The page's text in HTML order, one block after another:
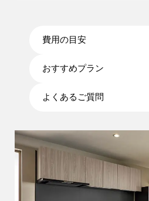
費用の目安
おすすめプラン
よくあるご質問
施工事例・お客様の声
会社情報